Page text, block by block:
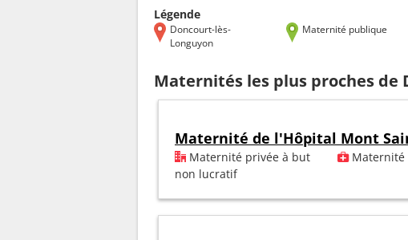
Légende
Doncourt-lès-
Longuyon
Maternité publique
Maternités les plus proches de
Maternité de l'Hôpital Mont
Maternité privée à but
non lucratif
Maternité